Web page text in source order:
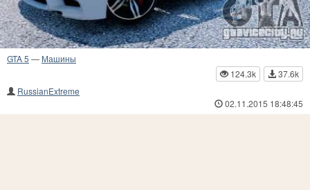
GTA 5 — Машины
124.3k
37.6k
RussianExtreme
02.11.2015 18:48:45